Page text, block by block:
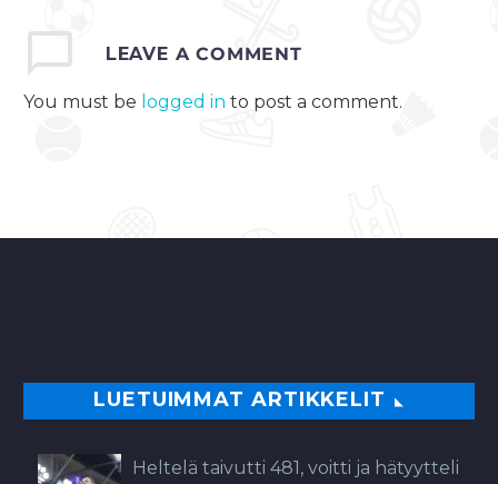
kilpailu. Mäkiosuus oli
ja hiihto-osuus oli 10…
LEAVE A COMMENT
You must be logged in to post a comment.
LUETUIMMAT ARTIKKELIT
Heltelä taivutti 481, voitti ja hätyytteli